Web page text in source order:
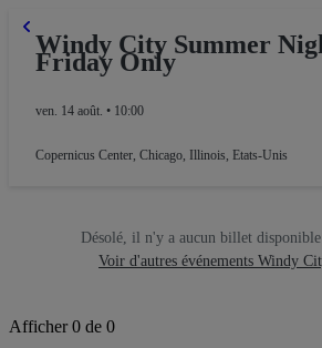
Windy City Summer
Friday Only
ven. 14 août. • 10:00
Copernicus Center, Chicago, Illinois, Etats-Unis
Désolé, il n'y a aucun billet
Voir d'autres événements Windy
Afficher 0 de 0